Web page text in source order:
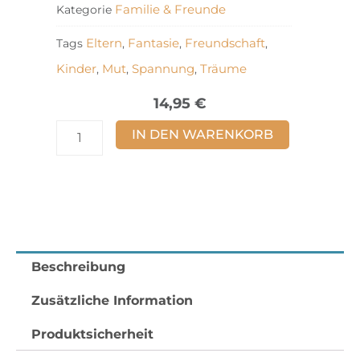
Kategorie Familie & Freunde
Tags Eltern, Fantasie, Freundschaft,
Kinder, Mut, Spannung, Träume
14,95 €
Das
IN DEN WARENKORB
Beschreibung
Zusätzliche Information
Produktsicherheit